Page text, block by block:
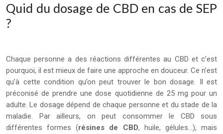
Quid du dosage de CBD en cas de SEP
?
Chaque personne a des réactions différentes au CBD et c’est
pourquoi, il est mieux de faire une approche en douceur. Ce n’est
qu’à cette condition qu’on peut trouver le bon dosage. Il est
préconisé de prendre une dose quotidienne de 25 mg pour un
adulte. Le dosage dépend de chaque personne et du stade de la
maladie. Par ailleurs, on peut consommer le CBD sous
différentes formes (résines de CBD, huile, gélules…), mais